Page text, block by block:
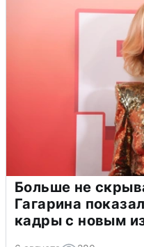
Больше не
Гагарина
кадры с новым